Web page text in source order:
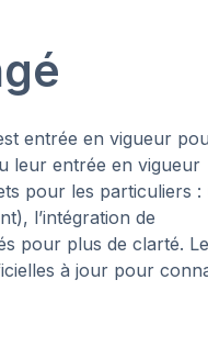
entrée en vigueur
leur entrée en vigueur
pour les particuliers :
l’intégration de
pour plus de clarté. Le
à jour pour